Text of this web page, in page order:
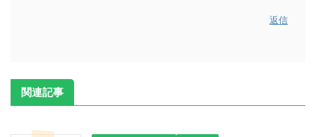
返信
関連記事